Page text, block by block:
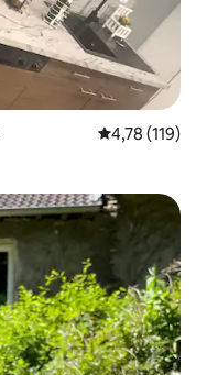
Évaluation
4,78 (119)